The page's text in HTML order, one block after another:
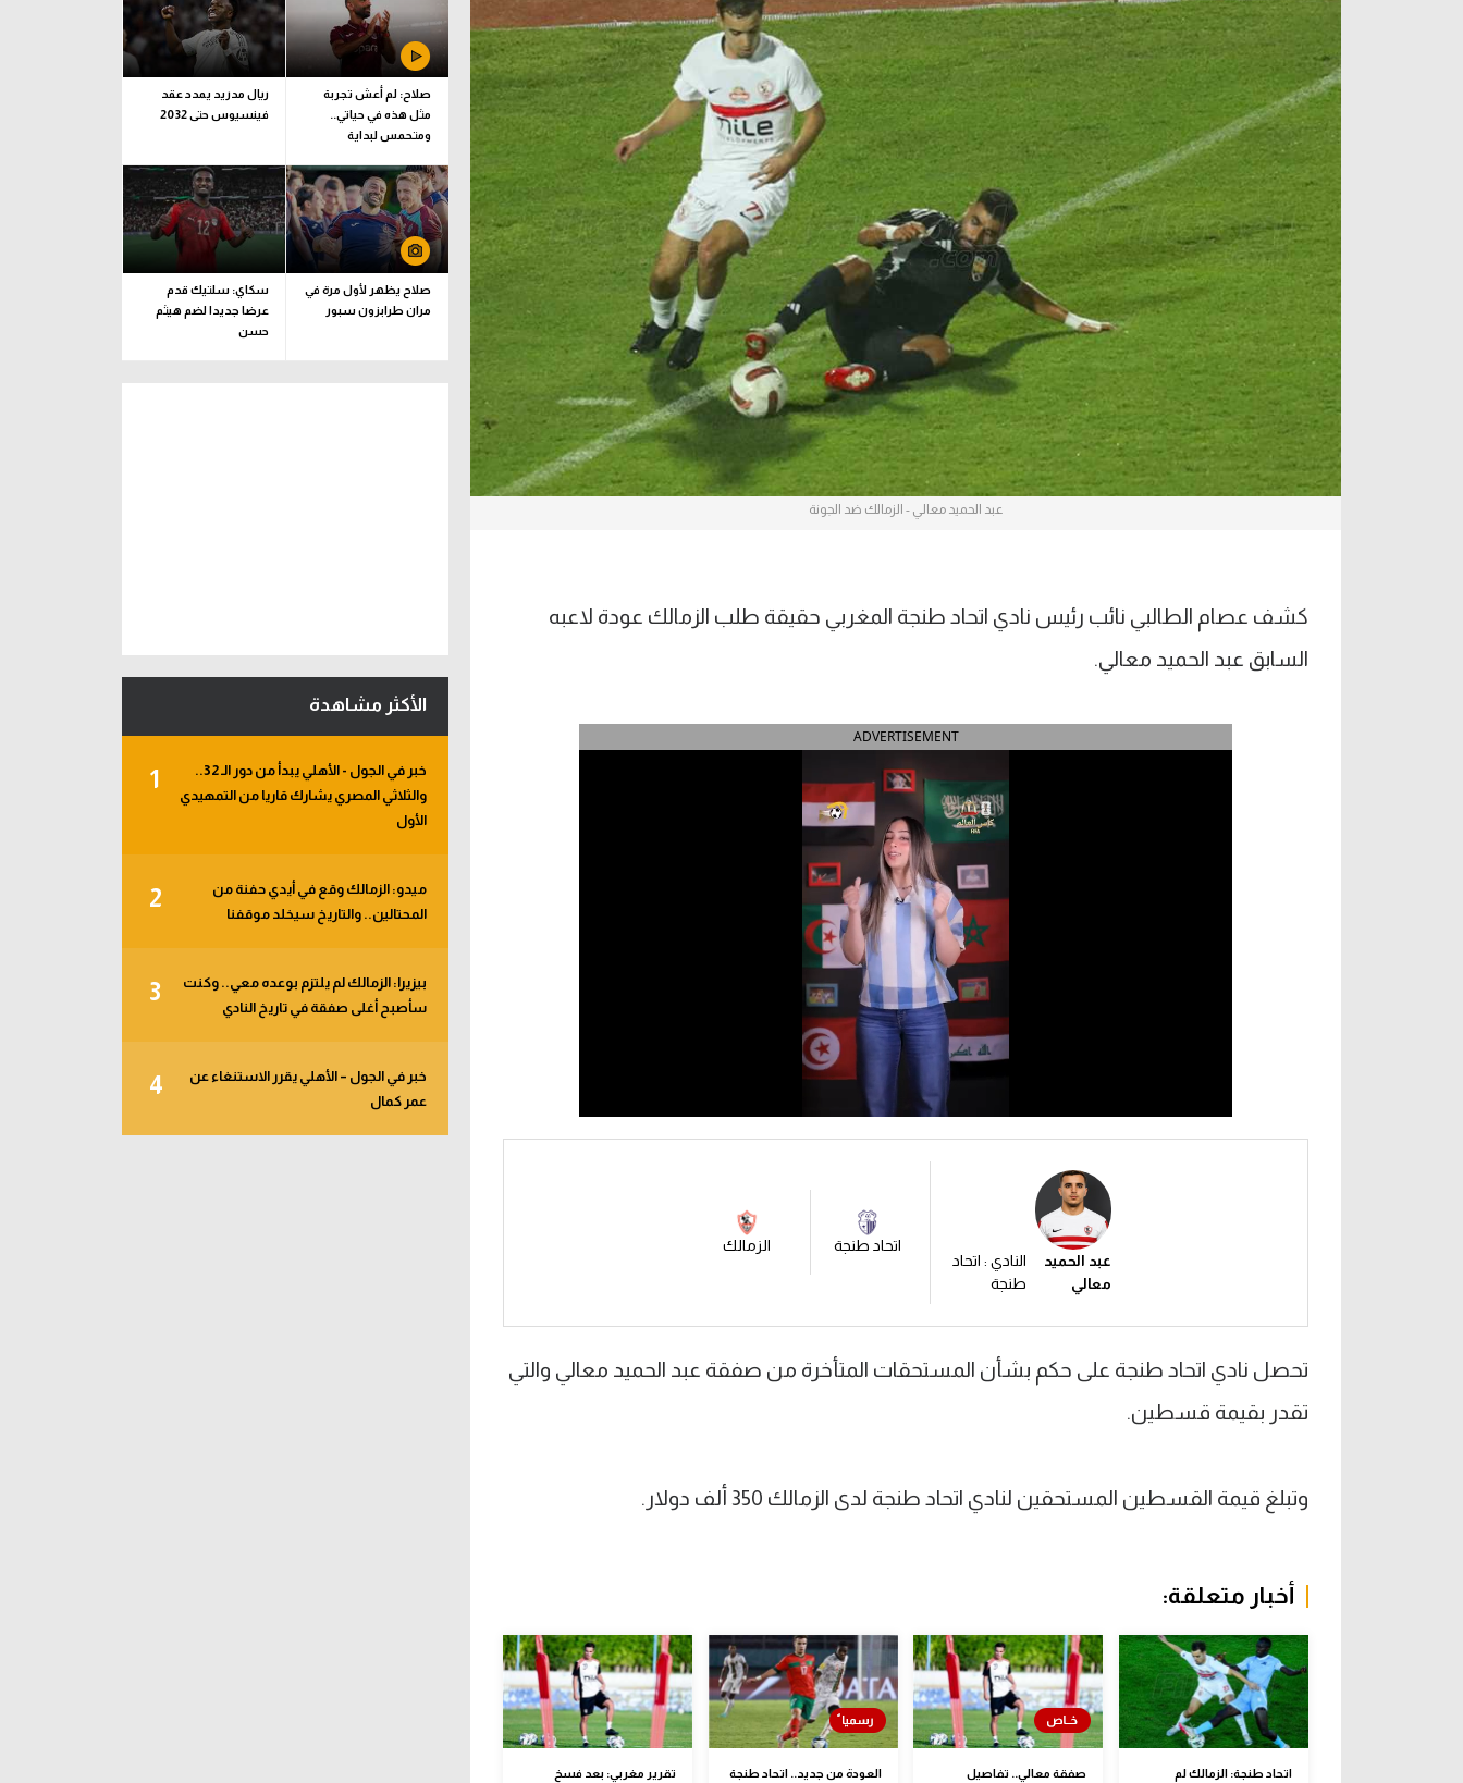
آراء حرة
ركن الألعاب
الدوري السعودي للمحترفين
دوري أبطال أوروبا
دوري أبطال إفريقيا
كل البطولات
دوري أبطال أوروبا
القسم الثاني
رياضات أخرى
أمريكا
ركن الألعاب
عبد الحميد معالي - الزمالك ضد الجونة
كشف عصام الطالبي نائب رئيس نادي اتحاد طنجة المغربي حقيقة طلب الزمالك عودة لاعبه
السابق عبد الحميد معالي.
ADVERTISEMENT
عبد الحميد
معالي
النادي : اتحاد
طنجة
اتحاد طنجة الزمالك
تحصل نادي اتحاد طنجة على حكم بشأن المستحقات المتأخرة من صفقة عبد الحميد معالي والتي
تقدر بقيمة قسطين.
وتبلغ قيمة القسطين المستحقين لنادي اتحاد طنجة لدى الزمالك 350 ألف دولار.
أخبار متعلقة:
اتحاد طنجة: الزمالك لم
صفقة معالي.. تفاصيل
العودة من جديد.. اتحاد طنجة
تقرير مغربي: بعد فسخ
صلاح: لم أعش تجربة
مثل هذه في حياتي..
ومتحمس لبداية
ريال مدريد يمدد عقد
فينسيوس حتى 2032
صلاح يظهر لأول مرة في
مران طرابزون سبور
سكاي: سلتيك قدم
عرضا جديدا لضم هيثم
حسن
الأكثر مشاهدة
1
خبر في الجول - الأهلي يبدأ من دور الـ 32..
والثلاثي المصري يشارك قاريا من التمهيدي
الأول
2
ميدو: الزمالك وقع في أيدي حفنة من
المحتالين.. والتاريخ سيخلد موقفنا
3
بيزيرا: الزمالك لم يلتزم بوعده معي.. وكنت
سأصبح أغلى صفقة في تاريخ النادي
4
خبر في الجول – الأهلي يقرر الاستنغاء عن
عمر كمال